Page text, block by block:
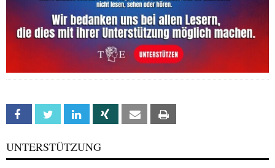
Facebook Twitter Linkedin Xing Email
UNTERSTÜTZUNG